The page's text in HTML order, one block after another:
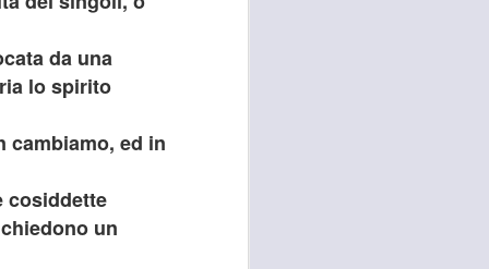
da una
lo spirito
cambiamo, ed in
cosiddette
un
dell’Asl Toscana Centro
i diversi rappresentanti zonali
metropolitana fiorentina, che
balbettii, serve una risposta forte
in corso del servizio di continuità